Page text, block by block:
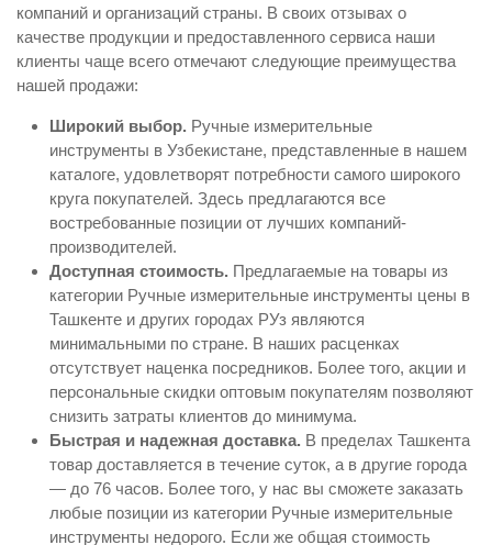
компаний и организаций страны. В своих отзывах о
качестве продукции и предоставленного сервиса наши
клиенты чаще всего отмечают следующие преимущества
нашей продажи:
Широкий выбор. Ручные измерительные
инструменты в Узбекистане, представленные в нашем
каталоге, удовлетворят потребности самого широкого
круга покупателей. Здесь предлагаются все
востребованные позиции от лучших компаний-
производителей.
Доступная стоимость. Предлагаемые на товары из
категории Ручные измерительные инструменты цены в
Ташкенте и других городах РУз являются
минимальными по стране. В наших расценках
отсутствует наценка посредников. Более того, акции и
персональные скидки оптовым покупателям позволяют
снизить затраты клиентов до минимума.
Быстрая и надежная доставка. В пределах Ташкента
товар доставляется в течение суток, а в другие города
— до 76 часов. Более того, у нас вы сможете заказать
любые позиции из категории Ручные измерительные
инструменты недорого. Если же общая стоимость